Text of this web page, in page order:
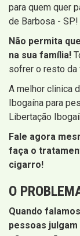
para quem quer
de Barbosa - SP!
Não permita
na sua família!
sofrer o resto da
A melhor clinica
Ibogaína para
Libertação
Fale agora
faça o
cigarro!
O
Quando
pessoas